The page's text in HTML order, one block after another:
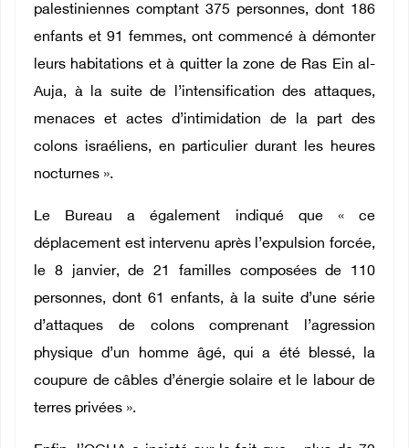
palestiniennes comptant 375 personnes, dont 186
enfants et 91 femmes, ont commencé à démonter
leurs habitations et à quitter la zone de Ras Ein al-
Auja, à la suite de l’intensification des attaques,
menaces et actes d’intimidation de la part des
colons israéliens, en particulier durant les heures
nocturnes ».
Le Bureau a également indiqué que « ce
déplacement est intervenu après l’expulsion forcée,
le 8 janvier, de 21 familles composées de 110
personnes, dont 61 enfants, à la suite d’une série
d’attaques de colons comprenant l’agression
physique d’un homme âgé, qui a été blessé, la
coupure de câbles d’énergie solaire et le labour de
terres privées ».